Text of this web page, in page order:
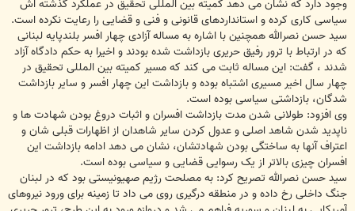
وجود دارد که نشان می دهد کمیته بین المللی تحقیق در عملکرد گذشته اش
سیاسی کاری کرده و استانداردهای قانونی و فنی و قضایی را رعایت نکرده است.
سید حسن نصرالله همچنین با اشاره به مساله آزادی چهار افسر بلندپایه لبنانی
که در ارتباط با ترور رفیق حریری بازداشت شده بودند و اخیرا به حکم دادگاه آزاد
شدند ، گفت: این مساله ثابت می کند که مسیر کمیته بین المللی تحقیق در
چهار سال اخیر مسیری اشتباه بوده و بازداشت این چهار افسر و سایر بازداشت
شدگان، بازداشتی سیاسی بوده است.
وی افزود: طولانی شدن مدت بازداشت افسران و اثبات دروغ بودن شهادت ها و
ناپدید شدن شاهد اصلی و عدول کردن سایر شاهدان از اظهارات قبلی شان و
اعتراف آنها به ساختگی بودن شهادتشان، نشان می دهد ادامه بازداشت این
افسران چیزی بالاتر از یک رسوایی قضایی و سیاسی بوده است.
سید حسن نصرالله تصریح کرد: به مصلحت رژیم صهیونیستی بود که در لبنان
جنگ داخلی رخ داده و در منطقه درگیری روی می داد تا زمینه برای ورود نیروهای